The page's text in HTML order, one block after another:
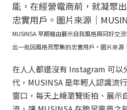
MUSINSA 早期藉由展示自我風格與同好交
出一批因風格而聚集的忠實用戶。圖片來源
在人人都還沒有 Instagram 可以
代，MUSINSA 是年輕人認識流
窗口，每天上線瀏覽街拍、展示